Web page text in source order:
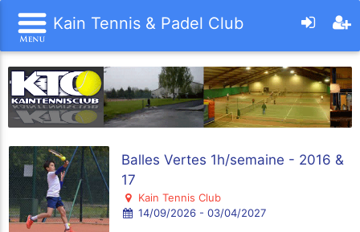
Kain Tennis & Padel Club
Balles Vertes 1h/semaine - 2016 &
17
Kain Tennis Club
14/09/2026 - 03/04/2027